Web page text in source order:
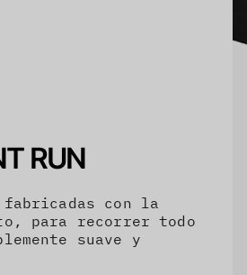
RUN
fabricadas con la
para recorrer todo
suave y